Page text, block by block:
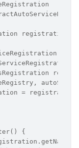
registration;
=
{